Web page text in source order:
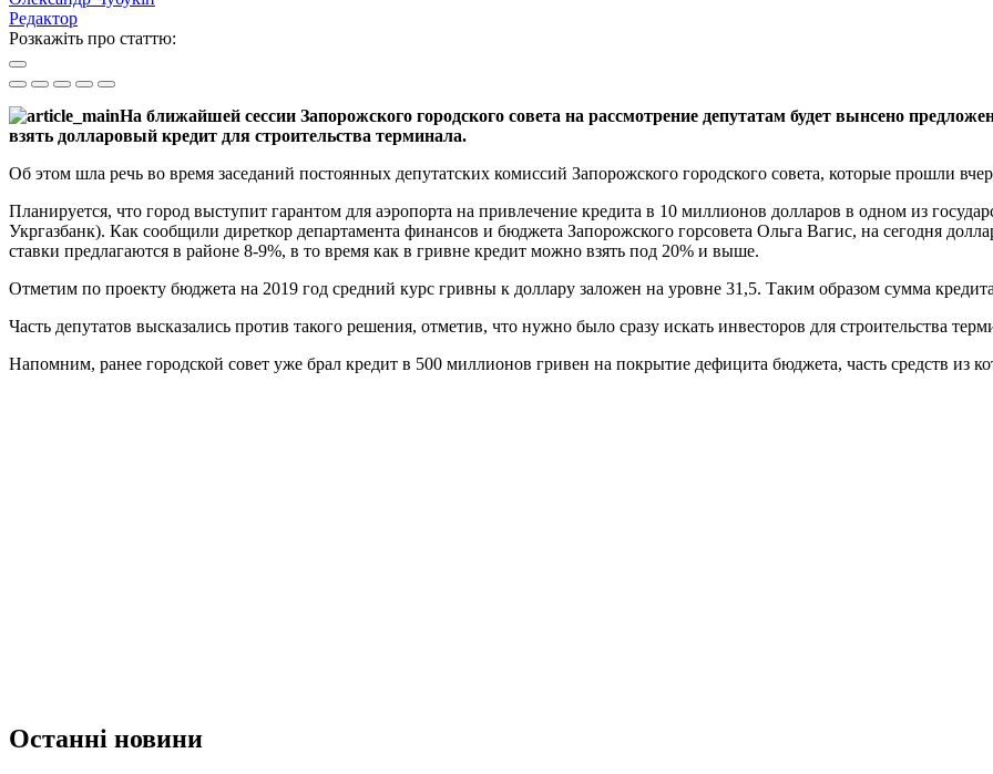
Редактор
Розкажіть про статтю:
На ближайшей сессии Запорожского городского совета на рассмотрение депутатам будет вынсено
взять долларовый кредит для строительства терминала.
Об этом шла речь во время заседаний постоянных депутатских комиссий Запорожского городского совета, которые прошли
Планируется, что город выступит гарантом для аэропорта на привлечение кредита в 10 миллионов долларов в одном из
Укргазбанк). Как сообщили диреткор департамента финансов и бюджета Запорожского горсовета Ольга Вагис, на сегодня
ставки предлагаются в районе 8-9%, в то время как в гривне кредит можно взять под 20% и выше.
Отметим по проекту бюджета на 2019 год средний курс гривны к доллару заложен на уровне 31,5. Таким образом сумма
Часть депутатов высказались против такого решения, отметив, что нужно было сразу искать инвесторов для строительства
Напомним, ранее городской совет уже брал кредит в 500 миллионов гривен на покрытие дефицита бюджета, часть средств из
Останні новини